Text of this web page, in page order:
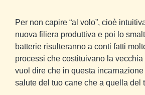
Per non capire “al volo”, cioè
nuova filiera produttiva e poi lo
batterie risulteranno a conti fatti
processi che costituivano la
vuol dire che in questa
salute del tuo cane che a quella del